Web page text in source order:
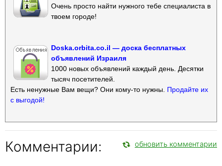
Очень просто найти нужного тебе специалиста в
твоем городе!
Doska.orbita.co.il — доска бесплатных
объявлений Израиля
1000 новых объявлений каждый день. Десятки
тысяч посетителей.
Есть ненужные Вам вещи? Они кому-то нужны. Продайте их
с выгодой!
Комментарии: обновить комментарии